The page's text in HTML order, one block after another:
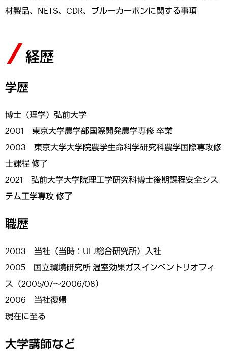
材製品、NETS、CDR、ブルーカーボンに関する事項
経歴
学歴
博士（理学）弘前大学
2001 東京大学農学部国際開発農学専修 卒業
2003 東京大学大学院農学生命科学研究科農学国際専攻修
士課程 修了
2021 弘前大学大学院理工学研究科博士後期課程安全シス
テム工学専攻 修了
職歴
2003 当社（当時：UFJ総合研究所）入社
2005 国立環境研究所 温室効果ガスインベントリオフィ
ス（2005/07～2006/08）
2006 当社復帰
現在に至る
大学講師など